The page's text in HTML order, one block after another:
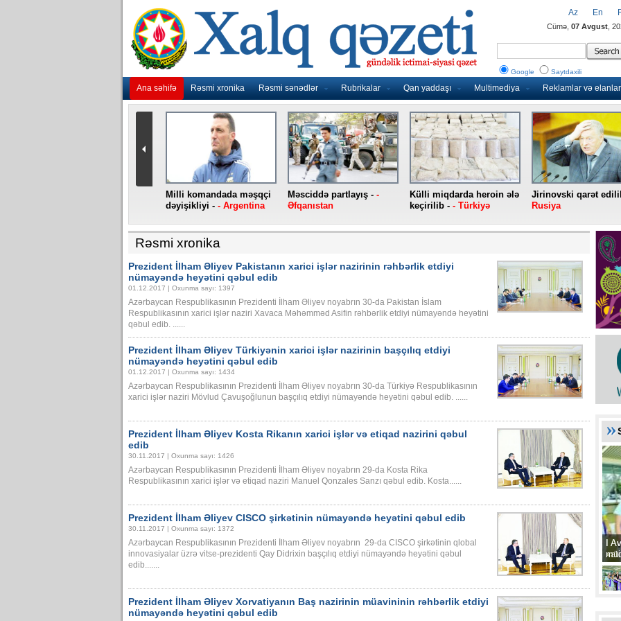
Ana səhifə Rəsmi xronika Rəsmi sənədlər Rubrikalar Qan yaddaşı Multimediya Reklamlar və elanlar
Az En
Cümə, 07 Avgust ,
Google Saytdaxili
Milli komandada məşqçi
dəyişikliyi - - Argentina
Məsciddə partlayış - -
Əfqanıstan
Külli miqdarda heroin ələ
keçirilib - - Türkiyə
Jirinovski qarət
Rusiya
Rəsmi xronika
Prezident İlham Əliyev Pakistanın xarici işlər nazirinin rəhbərlik etdiyi
nümayəndə heyətini qəbul edib
01.12.2017 | Oxunma sayı: 1397
Azərbaycan Respublikasının Prezidenti İlham Əliyev noyabrın 30-da Pakistan İslam
Respublikasının xarici işlər naziri Xavaca Məhəmməd Asifin rəhbərlik etdiyi nümayəndə heyətini
qəbul edib. ......
Prezident İlham Əliyev Türkiyənin xarici işlər nazirinin başçılıq etdiyi
nümayəndə heyətini qəbul edib
01.12.2017 | Oxunma sayı: 1434
Azərbaycan Respublikasının Prezidenti İlham Əliyev noyabrın 30-da Türkiyə Respublikasının
xarici işlər naziri Mövlud Çavuşoğlunun başçılıq etdiyi nümayəndə heyətini qəbul edib. ......
Prezident İlham Əliyev Kosta Rikanın xarici işlər və etiqad nazirini qəbul
edib
30.11.2017 | Oxunma sayı: 1426
Azərbaycan Respublikasının Prezidenti İlham Əliyev noyabrın 29-da Kosta Rika
Respublikasının xarici işlər və etiqad naziri Manuel Qonzales Sanzı qəbul edib. Kosta......
Prezident İlham Əliyev CISCO şirkətinin nümayəndə heyətini qəbul edib
30.11.2017 | Oxunma sayı: 1372
Azərbaycan Respublikasının Prezidenti İlham Əliyev noyabrın ­ 29-da CISCO şirkətinin qlobal
innovasiyalar üzrə vitse-prezidenti Qay Didrixin başçılıq etdiyi nümayəndə heyətini qəbul
edib.......
Prezident İlham Əliyev Xorvatiyanın Baş nazirinin müavininin rəhbərlik etdiyi
nümayəndə heyətini qəbul edib
II